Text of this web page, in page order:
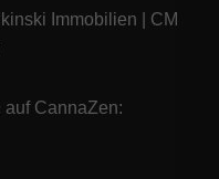
Immobilien
CM
auf CannaZen: